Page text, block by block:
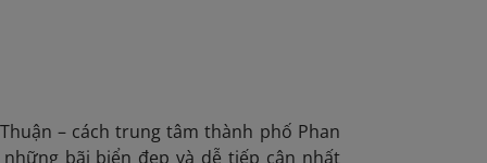
– cách trung tâm thành phố Phan
bãi biển đẹp và dễ tiếp cận nhất